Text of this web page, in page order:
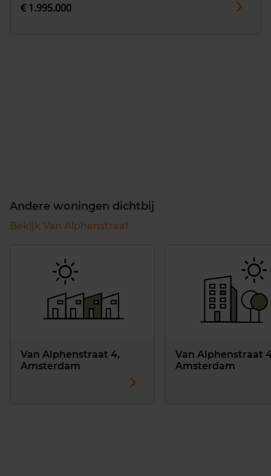
€ 1.995.000
Andere woningen dichtbij
Bekijk Van Alphenstraat
Van Alphenstraat 4,
Amsterdam
Van Alphenstraat 4
Amsterdam